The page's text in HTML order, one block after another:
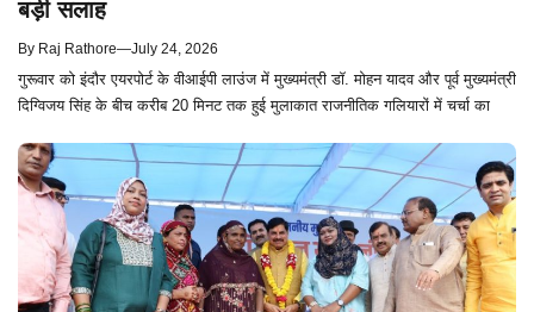
बड़ी सलाह
By Raj Rathore—July 24, 2026
गुरूवार को इंदौर एयरपोर्ट के वीआईपी लाउंज में मुख्यमंत्री डॉ. मोहन यादव और पूर्व मुख्यमंत्री
दिग्विजय सिंह के बीच करीब 20 मिनट तक हुई मुलाकात राजनीतिक गलियारों में चर्चा का